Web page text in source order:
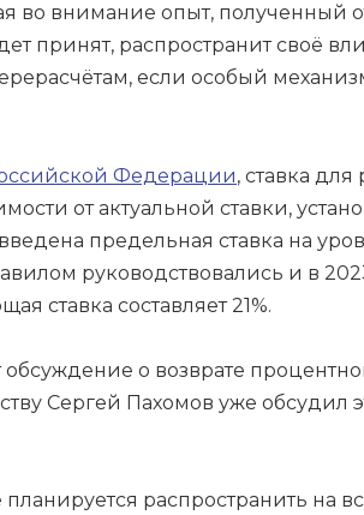
во внимание опыт, полученный
принят, распространит своё
если особый
Федерации, ставка
от актуальной ставки,
предельная ставка на
руководствовались и в
ставка составляет 21%.
о возврате
Сергей Пахомов уже обсудил
распространить на